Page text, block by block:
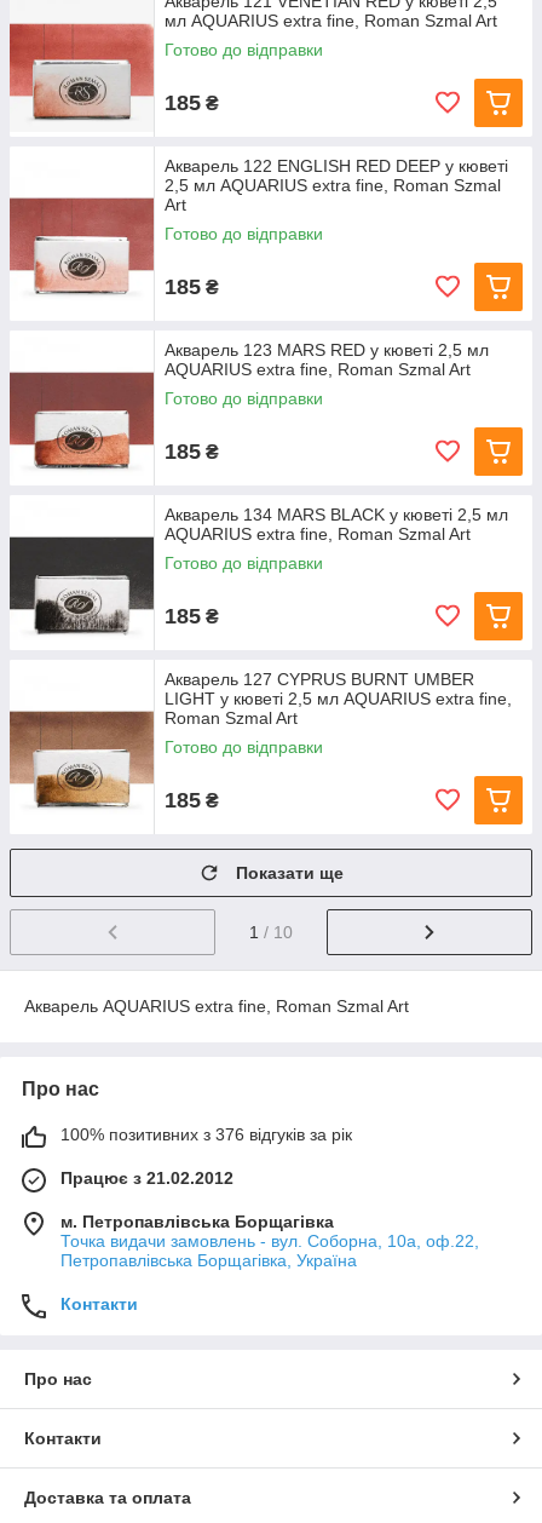
мл AQUARIUS extra fine, Roman Szmal Art
Готово до відправки
185 ₴
Акварель 122 ENGLISH RED DEEP у кюветі
2,5 мл AQUARIUS extra fine, Roman Szmal
Art
Готово до відправки
185 ₴
Акварель 123 MARS RED у кюветі 2,5 мл
AQUARIUS extra fine, Roman Szmal Art
Готово до відправки
185 ₴
Акварель 134 MARS BLACK у кюветі 2,5 мл
AQUARIUS extra fine, Roman Szmal Art
Готово до відправки
185 ₴
Акварель 127 CYPRUS BURNT UMBER
LIGHT у кюветі 2,5 мл AQUARIUS extra fine,
Roman Szmal Art
Готово до відправки
185 ₴
Показати ще
1 / 10
Акварель AQUARIUS extra fine, Roman Szmal Art
Про нас
100% позитивних з 376 відгуків за рік
Працює з 21.02.2012
м. Петропавлівська Борщагівка
Точка видачи замовлень - вул. Соборна, 10а, оф.22,
Петропавлівська Борщагівка, Україна
Контакти
Про нас
Контакти
Доставка та оплата